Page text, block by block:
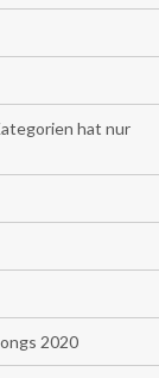
hat nur
2020